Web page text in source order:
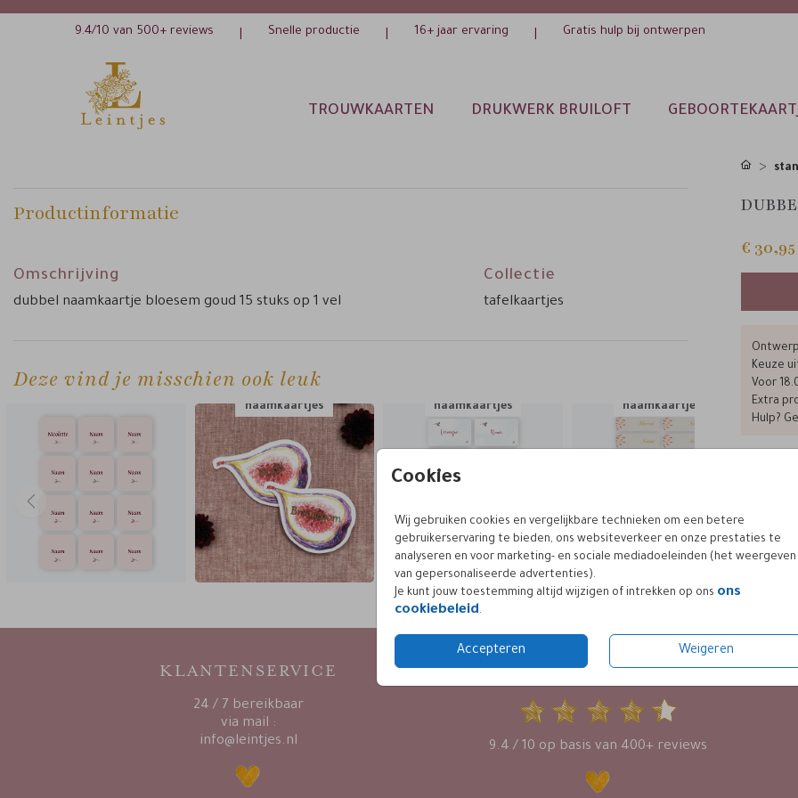
9.4/10 van 500+ reviews Snelle productie 16+ jaar ervaring Gratis hulp bij ontwerpen
TROUWKAARTEN DRUKWERK BRUILOFT
Cookies
Wij gebruiken cookies en vergelijkbare technieken om een betere
gebruikerservaring te bieden, ons websiteverkeer en onze prestaties te
analyseren en voor marketing- en sociale mediadoeleinden (het weergeven
van gepersonaliseerde advertenties).
Je kunt jouw toestemming altijd wijzigen of intrekken op ons ons
cookiebeleid.
Accepteren Weigeren
Productinformatie
Omschrijving
dubbel naamkaartje bloesem goud 15 stuks op 1 vel
Collectie
tafelkaartjes
Deze vind je misschien ook leuk
naamkaartjes naamkaartjes naamkaartjes
€ 30,95
Keuze
Voor
Extra
Hulp?
KLANTENSERVICE
24 / 7 bereikbaar
via mail :
info@leintjes.nl
KLANTWAARDERING
9.4 / 10 op basis van 400+ reviews